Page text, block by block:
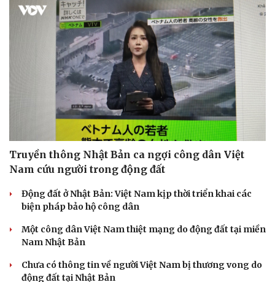
Doanh nghiệp
Công nghệ
Truyền thông Nhật Bản ca ngợi công dân Việt
Nam cứu người trong động đất
Động đất ở Nhật Bản: Việt Nam kịp thời triển khai các
biện pháp bảo hộ công dân
Một công dân Việt Nam thiệt mạng do động đất tại miền
Nam Nhật Bản
Chưa có thông tin về người Việt Nam bị thương vong do
động đất tại Nhật Bản